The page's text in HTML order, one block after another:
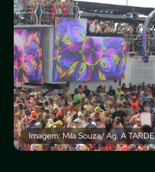
Imagem: Mila Souza/ Ag. A TARDE